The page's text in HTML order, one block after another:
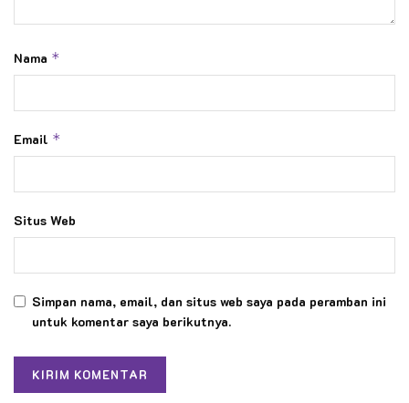
Nama *
Email *
Situs Web
Simpan nama, email, dan situs web saya pada peramban ini
untuk komentar saya berikutnya.